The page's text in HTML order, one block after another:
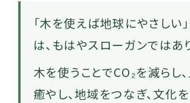
「木を使えば地球にやさしい」
は、もはやスローガンではあ
木を使うことでCO₂を減らし
癒やし、地域をつなぎ、文化を